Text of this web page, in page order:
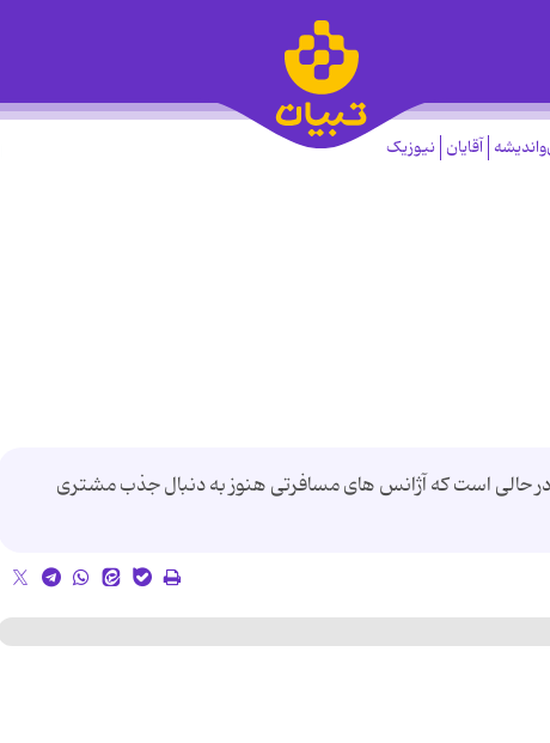
آقایان نیوزیک
در حالی است که آژانس های مسافرتی هنوز به دنبال جذب مشتری